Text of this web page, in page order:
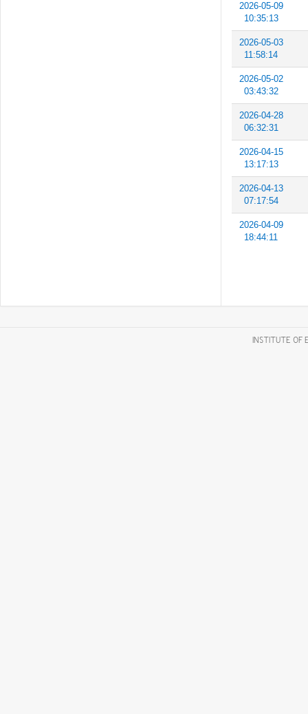
2026-05-09
10:35:13
2026-05-03
11:58:14
2026-05-02
03:43:32
2026-04-28
06:32:31
2026-04-15
13:17:13
2026-04-13
07:17:54
2026-04-09
18:44:11
INSTITUTE OF